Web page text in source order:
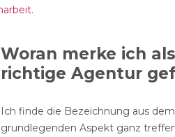
Woran merke ich
richtige Agentur
Ich finde die Bezeichnung aus
grundlegenden Aspekt ganz